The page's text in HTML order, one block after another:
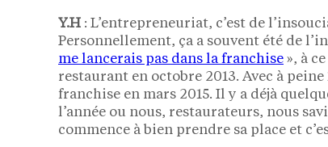
Y.H : L’entrepreneuriat, c’est de
Personnellement, ça a souvent été de
me lancerais pas dans la franchise », à
restaurant en octobre 2013. Avec à
franchise en mars 2015. Il y a déjà
l’année ou nous, restaurateurs, nous
commence à bien prendre sa place et